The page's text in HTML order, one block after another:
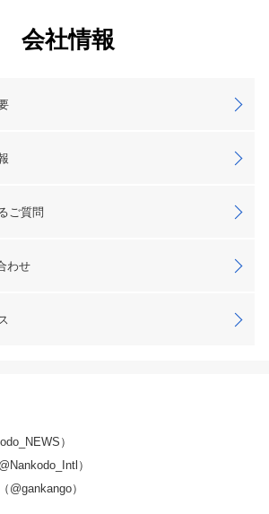
会社情報
ご質問
わせ
）
）
@gankango）